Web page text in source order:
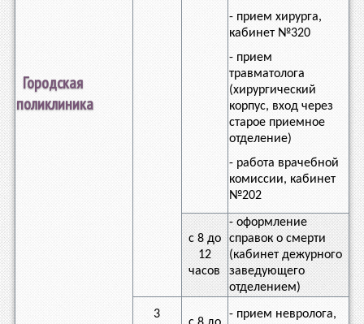
Городская
поликлиника
- прием хирурга,
кабинет №320
- прием
травматолога
(хирургический
корпус, вход через
старое приемное
отделение)
- работа врачебной
комиссии, кабинет
№202
с 8 до
12
часов
- оформление
справок о смерти
(кабинет дежурного
заведующего
отделением)
3
- прием невролога,